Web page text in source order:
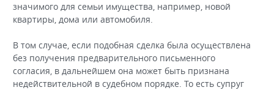
значимого для семьи имущества, например, новой
квартиры, дома или автомобиля.
В том случае, если подобная сделка была осуществлена
без получения предварительного письменного
согласия, в дальнейшем она может быть признана
недействительной в судебном порядке. То есть супруг